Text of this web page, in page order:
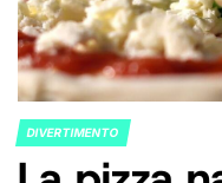
POSTED
IN
DIVERTIMENTO